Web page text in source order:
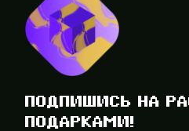
ПОДПИШИСЬ НА
ПОДАРКАМИ!